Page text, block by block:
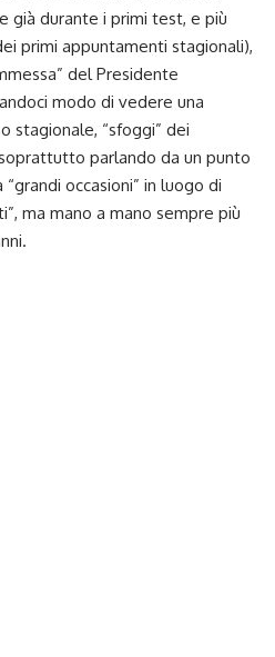
già durante i primi test, e più
primi appuntamenti stagionali),
del Presidente
modo di vedere una
stagionale, “sfoggi” dei
parlando da un punto
occasioni” in luogo di
ma mano a mano sempre più